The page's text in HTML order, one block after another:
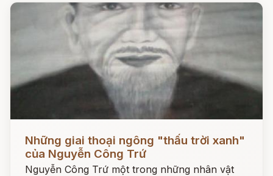
Những giai thoại ngông "thấu trời xanh"
của Nguyễn Công Trứ
Nguyễn Công Trứ một trong những nhân vật